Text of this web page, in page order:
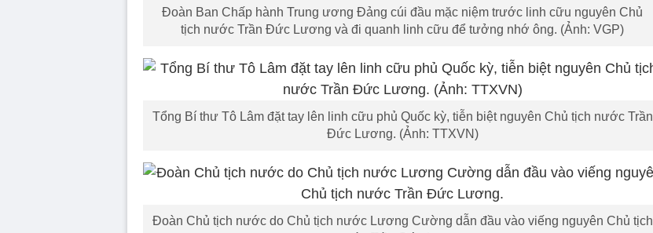
Đoàn Ban Chấp hành Trung ương Đảng cúi đầu mặc niệm trước linh cữu nguyên Chủ
tịch nước Trần Đức Lương và đi quanh linh cữu để tưởng nhớ ông. (Ảnh: VGP)
Tổng Bí thư Tô Lâm đặt tay lên linh cữu phủ Quốc kỳ, tiễn biệt nguyên Chủ tịch nước Trần
Đức Lương. (Ảnh: TTXVN)
Đoàn Chủ tịch nước do Chủ tịch nước Lương Cường dẫn đầu vào viếng nguyên Chủ tịch